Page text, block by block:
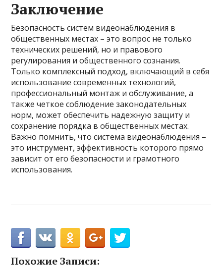
Заключение
Безопасность систем видеонаблюдения в
общественных местах – это вопрос не только
технических решений, но и правового
регулирования и общественного сознания.
Только комплексный подход, включающий в себя
использование современных технологий,
профессиональный монтаж и обслуживание, а
также четкое соблюдение законодательных
норм, может обеспечить надежную защиту и
сохранение порядка в общественных местах.
Важно помнить, что система видеонаблюдения –
это инструмент, эффективность которого прямо
зависит от его безопасности и грамотного
использования.
Похожие Записи: